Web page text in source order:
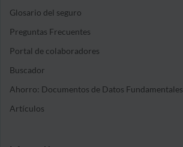
Glosario del seguro
Preguntas Frecuentes
Portal de colaboradores
Buscador
Ahorro: Documentos de Datos Fundamentales
Artículos